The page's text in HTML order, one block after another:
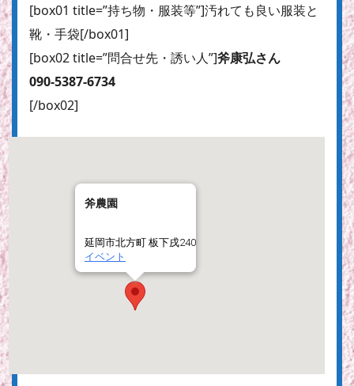
[box01 title=”持ち物・服装等”]汚れても良い服装と
靴・手袋[/box01]
[box02 title=”問合せ先・誘い人”]斧康弘さん
090-5387-6734
[/box02]
斧農園
延岡市北方町 板下戌240
イベント